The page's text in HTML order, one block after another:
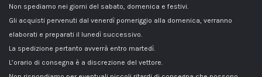
Non spediamo nei giorni del sabato, domenica e festivi.
Gli acquisti pervenuti dal venerdì pomeriggio alla domenica, verranno
elaborati e preparati il lunedì successivo.
La spedizione pertanto avverrà entro martedì.
L’orario di consegna è a discrezione del vettore.